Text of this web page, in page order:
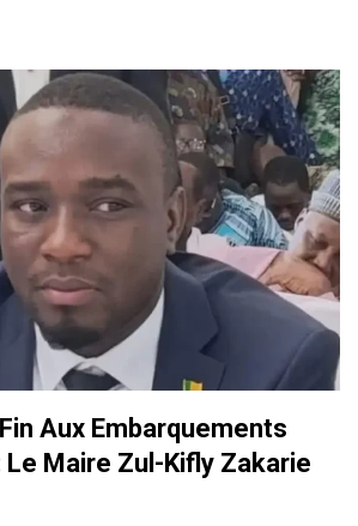
Aux Embarquements
Maire Zul-Kifly Zakarie